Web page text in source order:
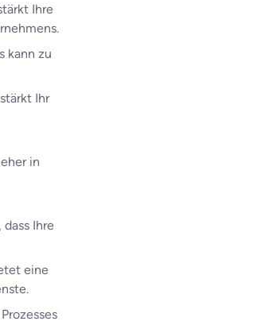
Ihre
kann zu
Ihr
in
Ihre
eine